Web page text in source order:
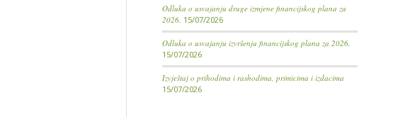
Odluka o usvajanju druge izmjene financijskog plana za
2026. 15/07/2026
Odluka o usvajanju izvršenju financijskog plana za 2026.
15/07/2026
Izvještaj o prihodima i rashodima, primicima i izdacima
15/07/2026